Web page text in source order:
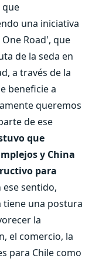
que
una iniciativa
Road', que
de la seda en
a través de la
beneficie a
queremos
de ese
que
y China
para
ese sentido,
tiene una postura
la
el comercio, la
para Chile como